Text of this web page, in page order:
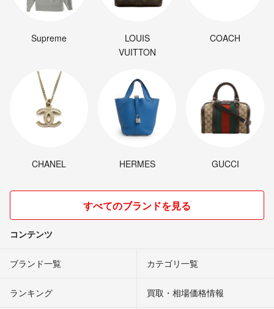
Supreme
LOUIS
VUITTON
COACH
CHANEL HERMES GUCCI
すべてのブランドを見る
コンテンツ
ブランド一覧 カテゴリ一覧
ランキング 買取・相場価格情報